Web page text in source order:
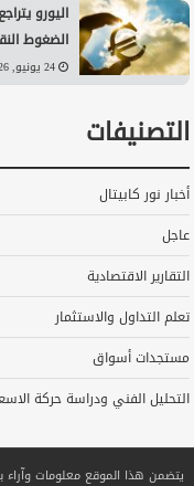
اليورو
الضغوط
24 يونيو, 2026 11:28 م
التصنيفات
أخبار نور كابيتال
عاجل
التقارير الاقتصادية
تعلم التداول والاستثمار
مستجدات أسواق
التحليل الفني ودراسة حركة
يتضمن هذا الموقع معلومات وآراء